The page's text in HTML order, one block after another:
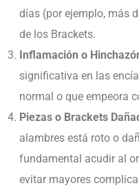
días (por ejemplo, más
de los Brackets.
Inflamación o
significativa en las
normal o que empeora
Piezas o Brackets
alambres está roto o
fundamental acudir al
evitar mayores